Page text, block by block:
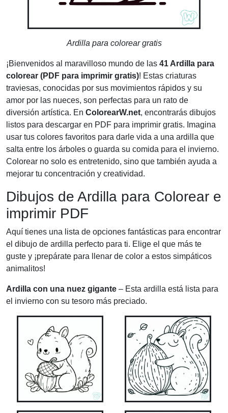
Ardilla para colorear gratis
¡Bienvenidos al maravilloso mundo de las 41 Ardilla para
colorear (PDF para imprimir gratis)! Estas criaturas
traviesas, conocidas por sus movimientos rápidos y su
amor por las nueces, son perfectas para un rato de
diversión artística. En ColorearW.net, encontrarás dibujos
listos para descargar en PDF para imprimir gratis. Imagina
usar tus colores favoritos para darle vida a una ardilla que
salta entre los árboles o guarda su comida para el invierno.
Colorear no solo es entretenido, sino que también ayuda a
mejorar tu concentración y creatividad.
Dibujos de Ardilla para Colorear e
imprimir PDF
Aquí tienes una lista de opciones fantásticas para encontrar
el dibujo de ardilla perfecto para ti. Elige el que más te
guste y ¡prepárate para llenar de color a estos simpáticos
animalitos!
Ardilla con una nuez gigante – Esta ardilla está lista para
el invierno con su tesoro más preciado.